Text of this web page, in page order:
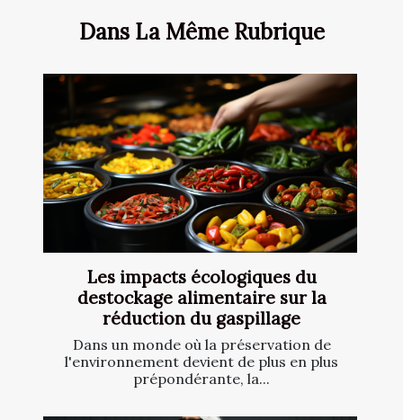
Dans La Même Rubrique
Les impacts écologiques du
destockage alimentaire sur la
réduction du gaspillage
Dans un monde où la préservation de
l'environnement devient de plus en plus
prépondérante, la...